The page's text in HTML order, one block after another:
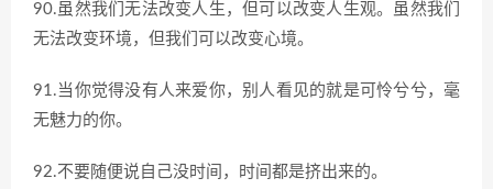
90.虽然我们无法改变人生，但可以改变人生观。虽然我们
无法改变环境，但我们可以改变心境。
91.当你觉得没有人来爱你，别人看见的就是可怜兮兮，毫
无魅力的你。
92.不要随便说自己没时间，时间都是挤出来的。